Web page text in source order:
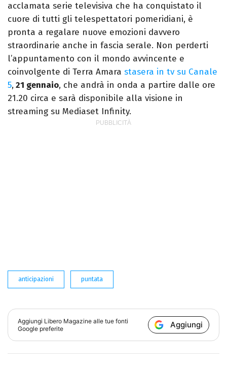
acclamata serie televisiva che ha conquistato il
cuore di tutti gli telespettatori pomeridiani, è
pronta a regalare nuove emozioni davvero
straordinarie anche in fascia serale. Non perderti
l’appuntamento con il mondo avvincente e
coinvolgente di Terra Amara stasera in tv su Canale
5, 21 gennaio, che andrà in onda a partire dalle ore
21.20 circa e sarà disponibile alla visione in
streaming su Mediaset Infinity.
anticipazioni puntata
Aggiungi Libero Magazine alle tue fonti
Google preferite
Aggiungi